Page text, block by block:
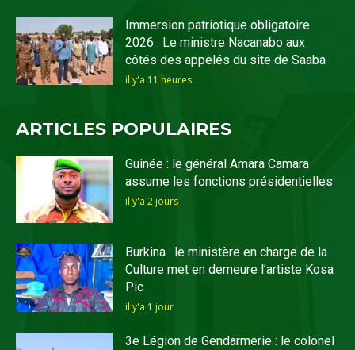
Immersion patriotique obligatoire
2026 : Le ministre Nacanabo aux
côtés des appelés du site de Saaba
il y'a 11 heures
ARTICLES POPULAIRES
Guinée : le général Amara Camara
assume les fonctions présidentielles
il y'a 2 jours
Burkina : le ministère en charge de la
Culture met en demeure l’artiste Kosa
Pic
il y'a 1 jour
3e Légion de Gendarmerie : le colonel